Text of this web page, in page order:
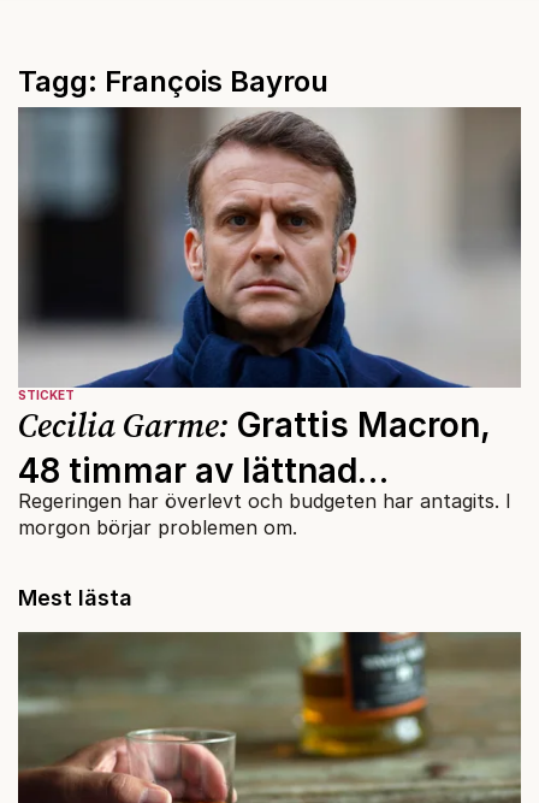
Tagg: François Bayrou
STICKET
Cecilia Garme: Grattis Macron,
48 timmar av lättnad…
Regeringen har överlevt och budgeten har antagits. I
morgon börjar problemen om.
Mest lästa